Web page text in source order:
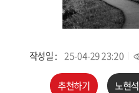
작성일 : 25-04-29 23:20
추천하기 노현석